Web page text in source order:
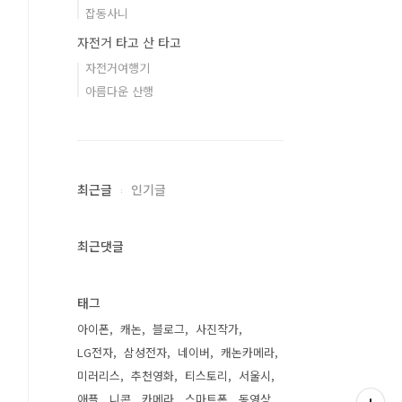
잡동사니
자전거 타고 산 타고
자전거여행기
아름다운 산행
최근글 인기글
최근댓글
태그
아이폰 캐논 블로그
사진작가
LG전자
삼성전자 네이버
캐논카메라
미러리스
추천영화 티스토리
서울시